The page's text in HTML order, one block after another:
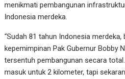
menikmati pembangunan
Indonesia merdeka.
“Sudah 81 tahun Indonesia merdeka,
kepemimpinan Pak Gubernur Bobby
tersentuh pembangunan secara
masuk untuk 2 kilometer, tapi